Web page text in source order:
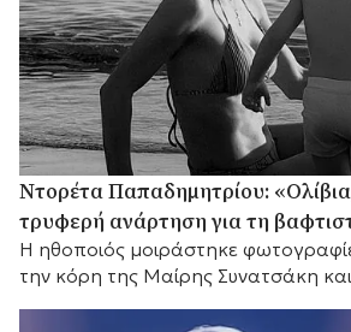
Ντορέτα Παπαδημητρίου:
τρυφερή ανάρτηση για τη
Η ηθοποιός μοιράστηκε
την κόρη της Μαίρης Συνατσάκη